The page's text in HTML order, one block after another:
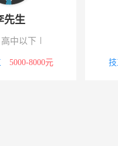
州中心库
地产代理有限公司
先生
高中以下
5000-8000元